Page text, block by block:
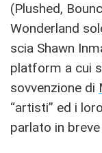
(Plushed,
Wonderland
scia Shawn
platform a cui
sovvenzione di
“artisti” ed i
parlato in